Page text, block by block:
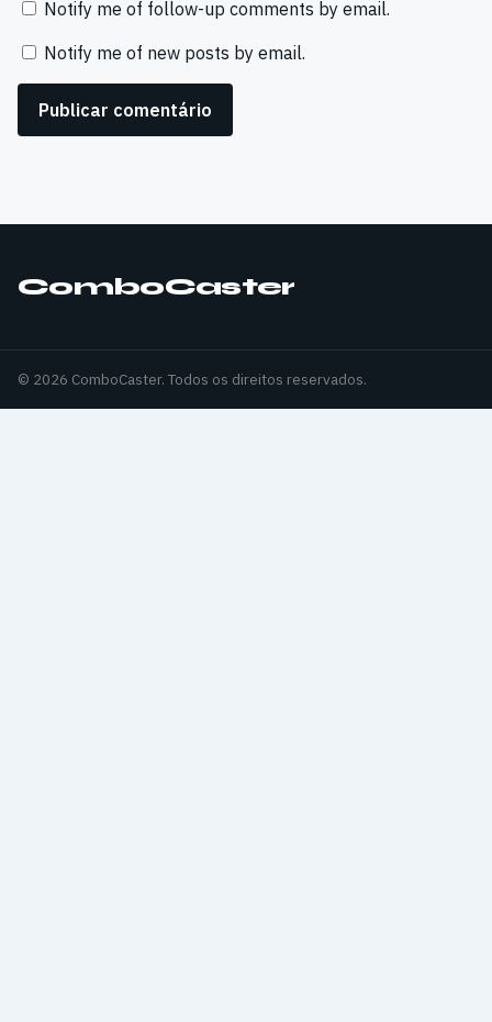
Notify me of follow-up comments by email.
Notify me of new posts by email.
ComboCaster
© 2026 ComboCaster. Todos os direitos reservados.